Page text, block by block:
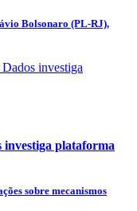
Bolsonaro (PL-RJ),
investiga plataforma
sobre mecanismos